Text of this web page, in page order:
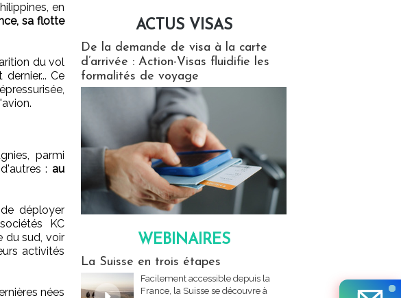
en
sa flotte
du vol
Ce
parmi
: au
déployer
KC
du sud, voir
activités
nées
ACTUS VISAS
De la demande de visa à la carte
d’arrivée : Action-Visas fluidifie les
formalités de voyage
WEBINAIRES
La Suisse en trois étapes
Facilement accessible depuis la
France, la Suisse se découvre à